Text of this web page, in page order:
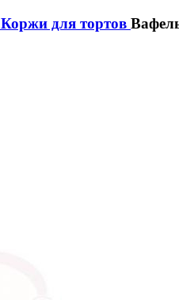
Коржи для тортов